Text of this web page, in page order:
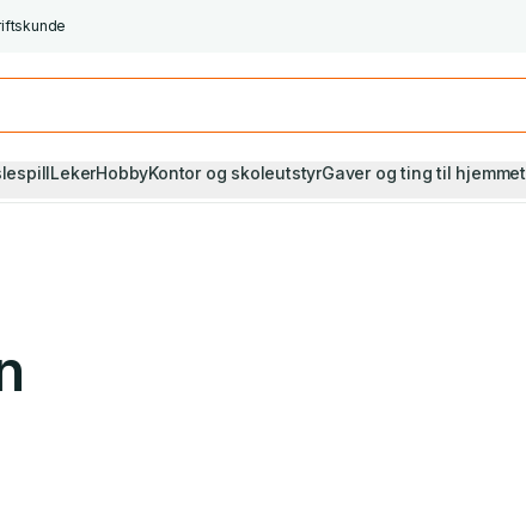
LekerHobbyKontor og skoleutstyrGaver og ting til hjemmet